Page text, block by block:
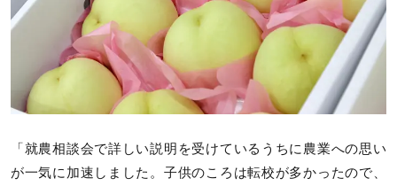
「就農相談会で詳しい説明を受けているうちに農業への思い
が一気に加速しました。子供のころは転校が多かったので、